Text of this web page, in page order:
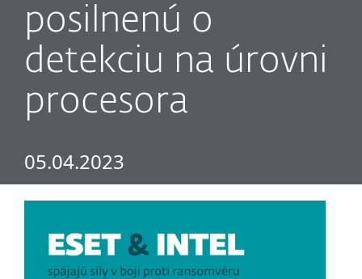
posilnenú o
detekciu na úrovni
procesora
05.04.2023